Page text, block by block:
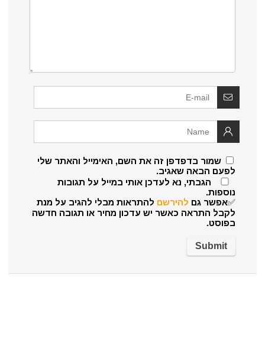
שמור בדפדפן זה את השם, האימייל והאתר שלי
לפעם הבאה שאגיב.
הגבתי, נא לעדכן אותי במייל על תגובות
נוספות.
✅אפשר גם להירשם להתראות מבלי להגיב על מנת
לקבל התראה כאשר יש עדכון מחיר או תגובה חדשה
בפוסט.